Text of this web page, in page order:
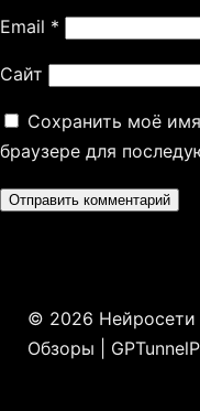
Email *
Сайт
Сохранить моё
браузере для
© 2026
Обзоры |